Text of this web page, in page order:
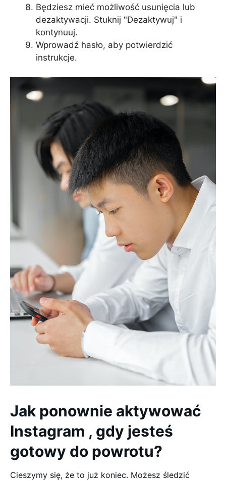
Będziesz mieć możliwość usunięcia lub
dezaktywacji. Stuknij "Dezaktywuj" i
kontynuuj.
Wprowadź hasło, aby potwierdzić
instrukcje.
Jak ponownie aktywować
Instagram , gdy jesteś
gotowy do powrotu?
Cieszymy się, że to już koniec. Możesz śledzić